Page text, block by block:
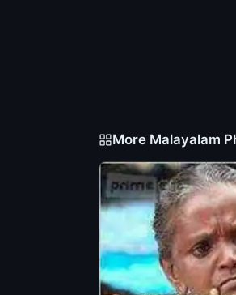
More Malayalam